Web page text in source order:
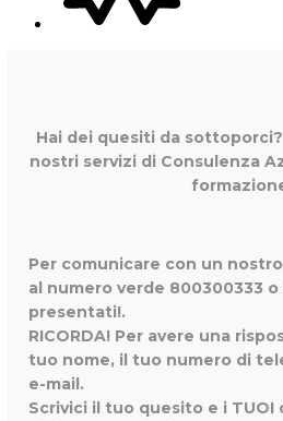
Hai dei quesiti da
nostri servizi di Consulenza
Per comunicare con un
al numero verde 800300333 o
presentati!.
RICORDA! Per avere una
tuo nome, il tuo numero di
e-mail.
Scrivici il tuo quesito e i